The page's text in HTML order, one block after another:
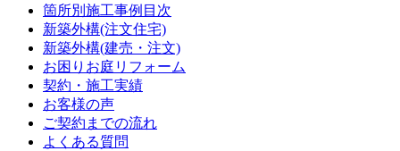
箇所別施工事例目次
新築外構(注文住宅)
新築外構(建売・注文)
お困りお庭リフォーム
契約・施工実績
お客様の声
ご契約までの流れ
よくある質問